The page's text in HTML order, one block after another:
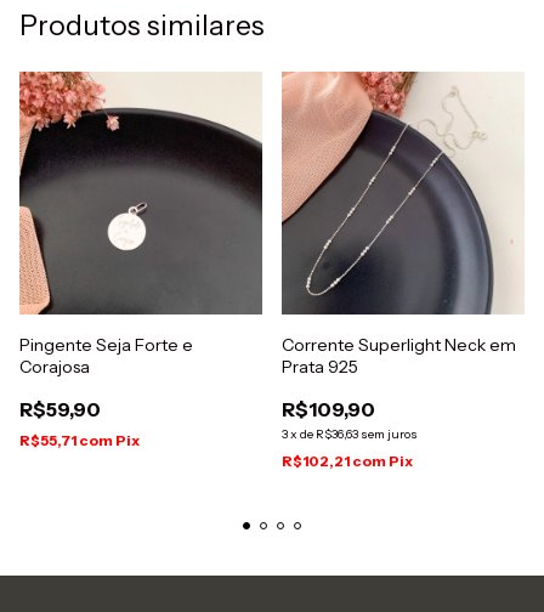
Produtos similares
Pingente Seja Forte e
Corajosa
R$59,90
R$55,71 com Pix
Corrente Superlight Neck em
Prata 925
R$109,90
3x de R$36,63 sem juros
R$102,21 com Pix